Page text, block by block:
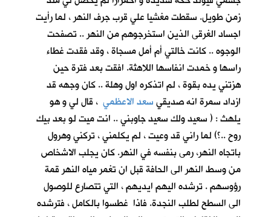
زمن طويل. سقطت مغشيا علي قرب جرف النهر ، لما رأيت
اجساد الغرقى الذين استخرجوهم من النهر .. تصفحت
الوجوه .. كانت خالتي أم أمل مسجاة ، وقد فقدت غطاء
راسها و خمدت انفاسها اللاهثة. افقت بعد فترة حين
هزتني يده بقوة ، لم اتذكره اول وهلة .. كان وجهه قد
ازداد سمرة انه صديقيسعد الاعظمي ، قال لي و هو
يلهث : ( سعيد ولك سعيد جاوبني .. انت ميت لو بعد بيك
روح ..؟) لما راني قد وعيت ، لم يكلمني ، تركني وهرول
باتجاه النهر، رمى بنفسه في النهر. كان يجلب الاشخاص
من وسط النهر الى الحافة قبل ان تغمر مياه النهر قمة
رؤوسهم . ترشده اليهم ايديهم ، التي تتصارع للوصول
الى السطح لطلب النجدة. فاذا غطسوا بالكامل ، فترشده